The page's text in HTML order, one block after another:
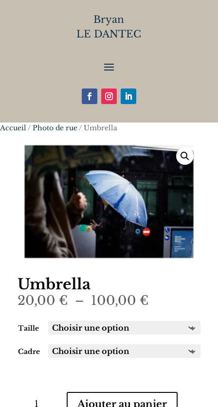
Bryan
LE DANTEC
Accueil / Photo de rue/ Umbrella
Umbrella
20,00 € – 100,00 €
20,00 €
100,00 €
Taille
Cadre
Ajouter au panier